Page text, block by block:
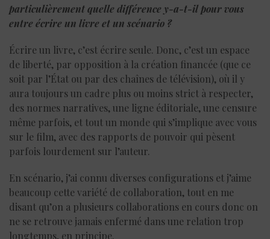
particulièrement quelle différence y-a-t-il pour vous
entre écrire un livre et un scénario ?
Écrire un livre, c’est écrire seule. Donc, c’est un espace
de liberté, par opposition à la création financée (que ce
soit par l’État ou par des chaînes de télévision), où il y
aura toujours un cadre plus ou moins strict à respecter,
des normes narratives, une ligne éditoriale, une censure
même parfois, et tout un monde qui s’implique avec vous
sur le film, avec des rapports de pouvoir qui pèsent
parfois lourdement sur l’auteur.
En scénario, j’ai connu diverses configurations et j’aime
beaucoup cette variété de collaboration, tout en me
disant qu’on a plusieurs collaborations en cours donc on
ne se retrouve jamais enfermé dans une relation trop
longtemps, en principe.